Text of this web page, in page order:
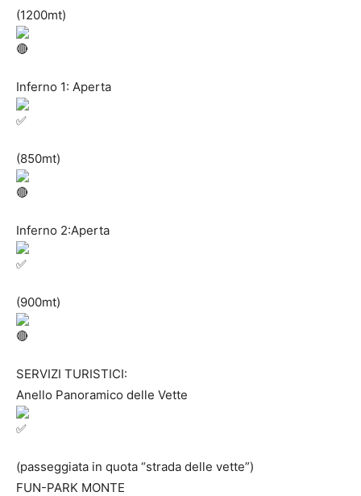
(1200mt)
Inferno 1: Aperta
(850mt)
Inferno 2:Aperta
(900mt)
SERVIZI TURISTICI:
Anello Panoramico delle Vette
(passeggiata in quota “strada delle vette”)
FUN-PARK MONTE